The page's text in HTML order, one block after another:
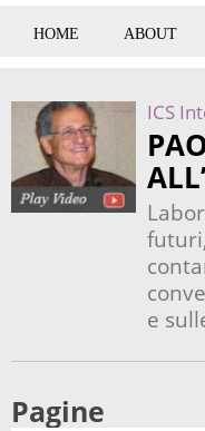
HOME ABOUT
ICS
e
Pagine